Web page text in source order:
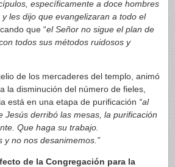
específicamente a doce hombres
les dijo que evangelizaran a todo el
que “el Señor no sigue el plan de
todos sus métodos ruidosos y
de los mercaderes del templo, animó
la disminución del número de fieles,
está en una etapa de purificación “al
Jesús derribó las mesas, la purificación
Que haga su trabajo.
y no nos desanimemos.”
de la Congregación para la